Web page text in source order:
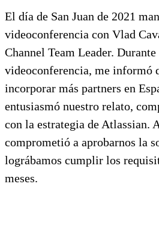
El día de San Juan de 2021
videoconferencia con Vlad
Channel Team Leader. Durante
videoconferencia, me informó
incorporar más partners en
entusiasmó nuestro relato,
con la estrategia de Atlassian.
comprometió a aprobarnos la
lográbamos cumplir los
meses.